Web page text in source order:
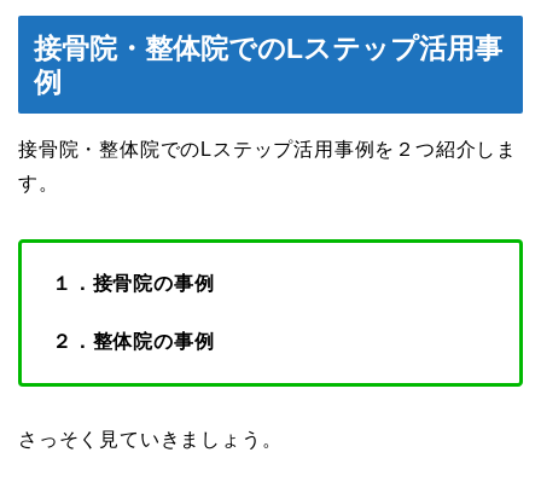
接骨院・整体院でのLステップ活用事
例
接骨院・整体院でのLステップ活用事例を２つ紹介しま
す。
１．接骨院の事例
２．整体院の事例
さっそく見ていきましょう。